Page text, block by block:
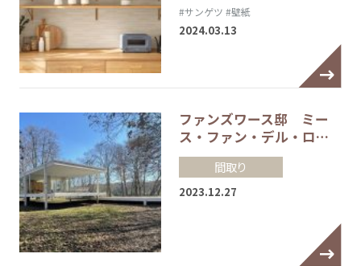
#サンゲツ #壁紙
2024.03.13
ファンズワース邸 ミー
ス・ファン・デル・ロ…
間取り
2023.12.27